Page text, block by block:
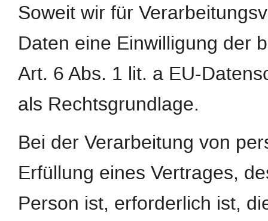
Soweit wir für
Daten eine Einwilligung der
Art. 6 Abs. 1 lit. a EU-
als Rechtsgrundlage.
Bei der Verarbeitung von
Erfüllung eines Vertrages,
Person ist, erforderlich ist,